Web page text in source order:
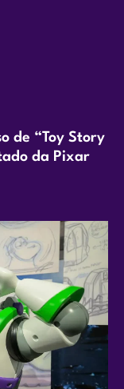
de “Toy Story
da Pixar